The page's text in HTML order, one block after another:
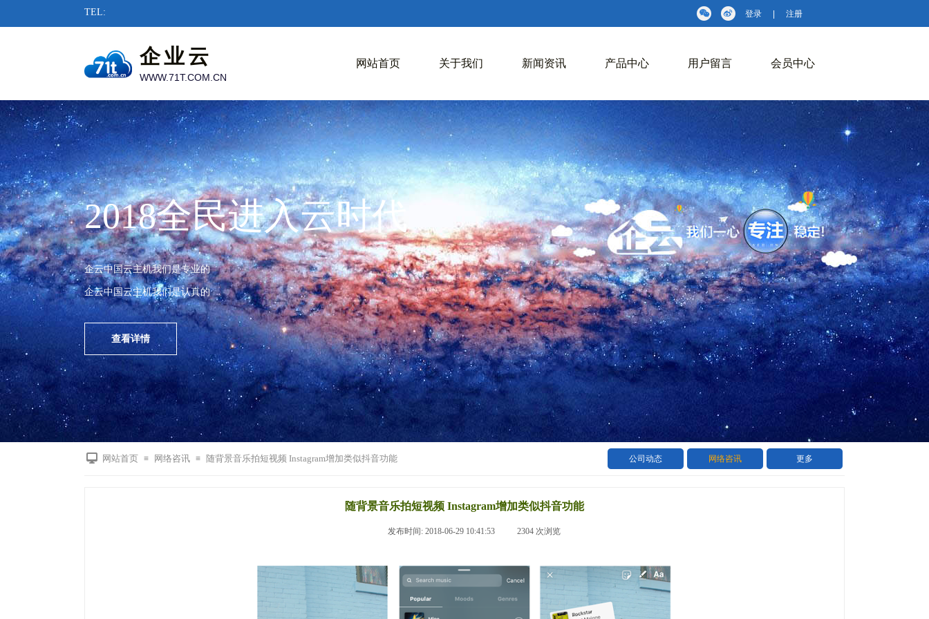
登录 注册
TEL:
网站首页 关于我们 新闻资讯 产品中心 用户留言 会员中心
企业云
WWW.71T.COM.CN
2018全民进入云时代
企云中国云主机我们是专业的
企云中国云主机我们是认真的
查看详情
公司动态 网络咨讯 更多
网站首页 ≡ 网络咨讯 ≡ 随背景音乐拍短视频 Instagram增加类似抖音功能
随背景音乐拍短视频 Instagram增加类似抖音功能
发布时间: 2018-06-29 10:41:53 2304 次浏览